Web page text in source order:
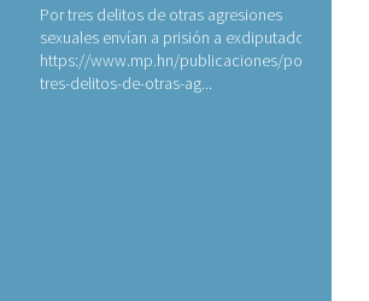
Por tres delitos de otras agresiones
sexuales envían a prisión a exdiputado
https://www.mp.hn/publicaciones/por-
tres-delitos-de-otras-ag...